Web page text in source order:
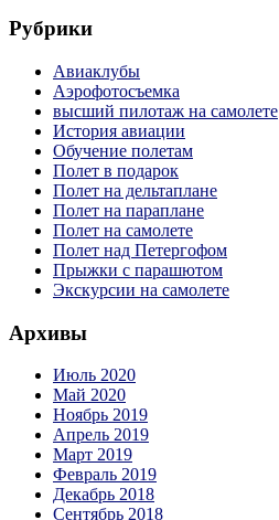
Рубрики
Авиаклубы
Аэрофотосъемка
высший пилотаж на самолете
История авиации
Обучение полетам
Полет в подарок
Полет на дельтаплане
Полет на параплане
Полет на самолете
Полет над Петергофом
Прыжки с парашютом
Экскурсии на самолете
Архивы
Июль 2020
Май 2020
Ноябрь 2019
Апрель 2019
Март 2019
Февраль 2019
Декабрь 2018
Сентябрь 2018